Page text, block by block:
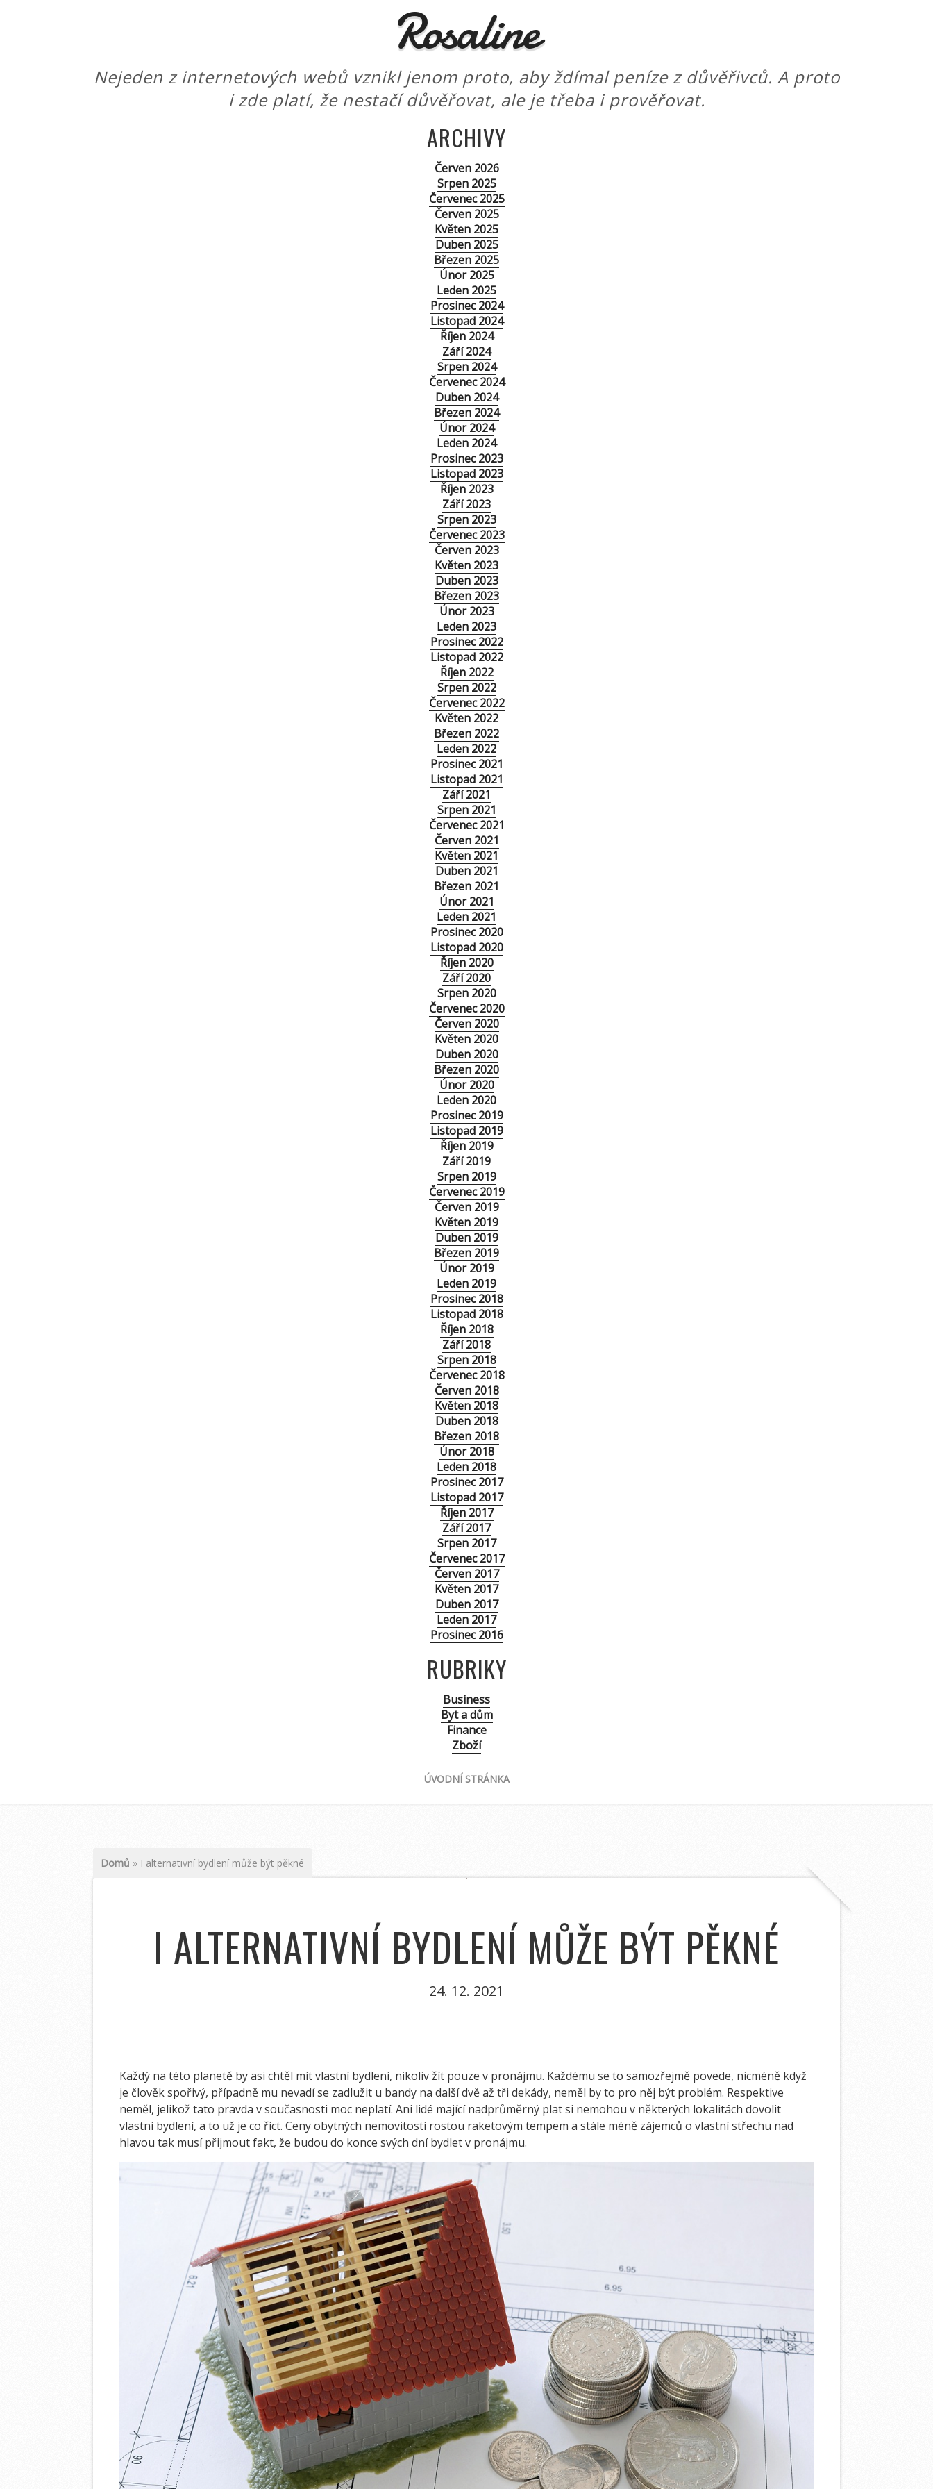
Rosaline
Nejeden z internetových webů vznikl jenom proto, aby ždímal peníze z důvěřivců. A proto
i zde platí, že nestačí důvěřovat, ale je třeba i prověřovat.
ARCHIVY
Červen 2026
Srpen 2025
Červenec 2025
Červen 2025
Květen 2025
Duben 2025
Březen 2025
Únor 2025
Leden 2025
Prosinec 2024
Listopad 2024
Říjen 2024
Září 2024
Srpen 2024
Červenec 2024
Duben 2024
Březen 2024
Únor 2024
Leden 2024
Prosinec 2023
Listopad 2023
Říjen 2023
Září 2023
Srpen 2023
Červenec 2023
Červen 2023
Květen 2023
Duben 2023
Březen 2023
Únor 2023
Leden 2023
Prosinec 2022
Listopad 2022
Říjen 2022
Srpen 2022
Červenec 2022
Květen 2022
Březen 2022
Leden 2022
Prosinec 2021
Listopad 2021
Září 2021
Srpen 2021
Červenec 2021
Červen 2021
Květen 2021
Duben 2021
Březen 2021
Únor 2021
Leden 2021
Prosinec 2020
Listopad 2020
Říjen 2020
Září 2020
Srpen 2020
Červenec 2020
Červen 2020
Květen 2020
Duben 2020
Březen 2020
Únor 2020
Leden 2020
Prosinec 2019
Listopad 2019
Říjen 2019
Září 2019
Srpen 2019
Červenec 2019
Červen 2019
Květen 2019
Duben 2019
Březen 2019
Únor 2019
Leden 2019
Prosinec 2018
Listopad 2018
Říjen 2018
Září 2018
Srpen 2018
Červenec 2018
Červen 2018
Květen 2018
Duben 2018
Březen 2018
Únor 2018
Leden 2018
Prosinec 2017
Listopad 2017
Říjen 2017
Září 2017
Srpen 2017
Červenec 2017
Červen 2017
Květen 2017
Duben 2017
Leden 2017
Prosinec 2016
RUBRIKY
Business
Byt a dům
Finance
Zboží
ÚVODNÍ STRÁNKA
Domů » I alternativní bydlení může být pěkné
I ALTERNATIVNÍ BYDLENÍ MŮŽE BÝT PĚKNÉ
24. 12. 2021
Každý na této planetě by asi chtěl mít vlastní bydlení, nikoliv žít pouze v pronájmu. Každému se to samozřejmě povede, nicméně když
je člověk spořivý, případně mu nevadí se zadlužit u bandy na další dvě až tři dekády, neměl by to pro něj být problém. Respektive
neměl, jelikož tato pravda v současnosti moc neplatí. Ani lidé mající nadprůměrný plat si nemohou v některých lokalitách dovolit
vlastní bydlení, a to už je co říct. Ceny obytných nemovitostí rostou raketovým tempem a stále méně zájemců o vlastní střechu nad
hlavou tak musí přijmout fakt, že budou do konce svých dní bydlet v pronájmu.